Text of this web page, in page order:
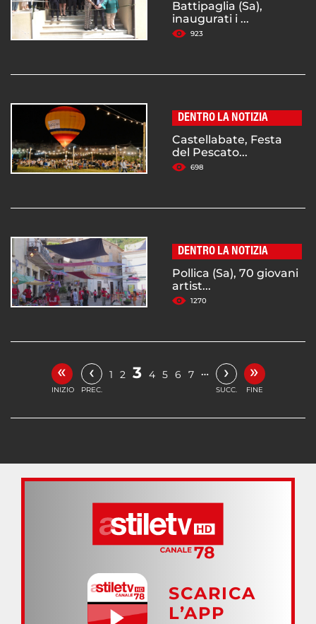
Battipaglia (Sa),
inaugurati i ...
923
DENTRO LA NOTIZIA
Castellabate, Festa
del Pescato...
698
DENTRO LA NOTIZIA
Pollica (Sa), 70 giovani
artist...
1270
«
INIZIO
‹
PREC.
1 2 3 4 5 6 7 … ›
SUCC.
»
FINE
SCARICA
L’APP